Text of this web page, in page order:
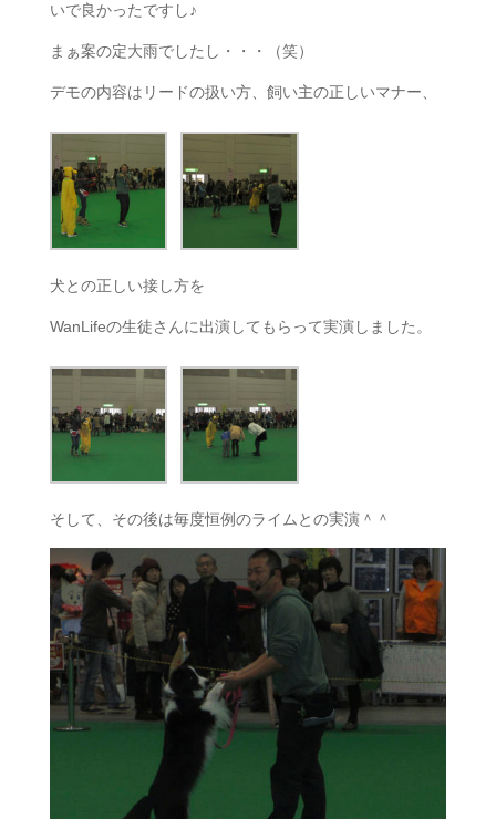
いで良かったですし♪
まぁ案の定大雨でしたし・・・（笑）
デモの内容はリードの扱い方、飼い主の正しいマナー、
犬との正しい接し方を
WanLifeの生徒さんに出演してもらって実演しました。
そして、その後は毎度恒例のライムとの実演＾＾